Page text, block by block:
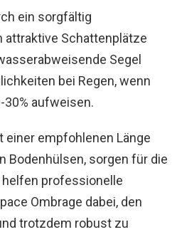
ein sorgfältig
Schattenplätze
Segel
bei Regen, wenn
30% aufweisen.
einer empfohlenen Länge
Bodenhülsen, sorgen für die
professionelle
Ombrage dabei, den
trotzdem robust zu